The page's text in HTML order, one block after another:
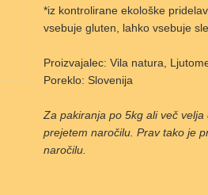
*iz kontrolirane ekološke
vsebuje gluten, lahko vsebuje
Proizvajalec: Vila natura,
Poreklo: Slovenija
Za pakiranja po 5kg ali več
prejetem naročilu. Prav tako je
naročilu.